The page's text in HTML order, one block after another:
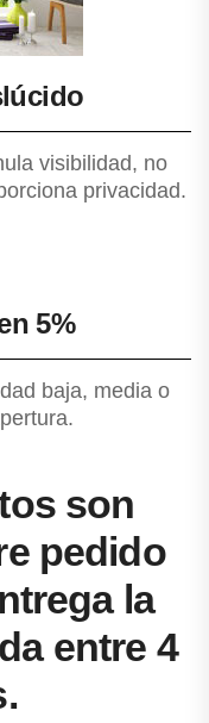
visibilidad, no
privacidad.
5%
baja, media o
son
pedido
la
entre 4